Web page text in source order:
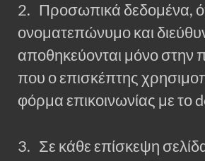
2. Προσωπικά δεδομένα,
ονοματεπώνυμο και
αποθηκεύονται μόνο στην
που ο επισκέπτης
φόρμα επικοινωνίας με το
3. Σε κάθε επίσκεψη